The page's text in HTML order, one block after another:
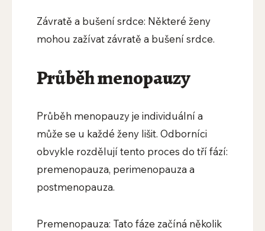
Závratě a bušení srdce: Některé ženy
mohou zažívat závratě a bušení srdce.
Průběh menopauzy
Průběh menopauzy je individuální a
může se u každé ženy lišit. Odborníci
obvykle rozdělují tento proces do tří fází:
premenopauza, perimenopauza a
postmenopauza.
Premenopauza: Tato fáze začíná několik